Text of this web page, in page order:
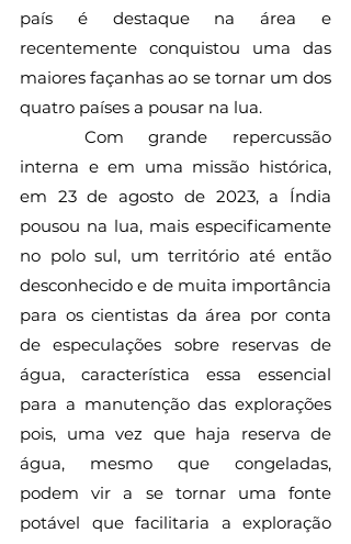
país é destaque na área e
recentemente conquistou uma das
maiores façanhas ao se tornar um dos
quatro países a pousar na lua.
interna e em uma missão histórica,
em 23 de agosto de 2023, a Índia
pousou na lua, mais especificamente
no polo sul, um território até então
desconhecido e de muita importância
para os cientistas da área por conta
de especulações sobre reservas de
água, característica essa essencial
para a manutenção das explorações
pois, uma vez que haja reserva de
água, mesmo que congeladas,
podem vir a se tornar uma fonte
potável que facilitaria a exploração